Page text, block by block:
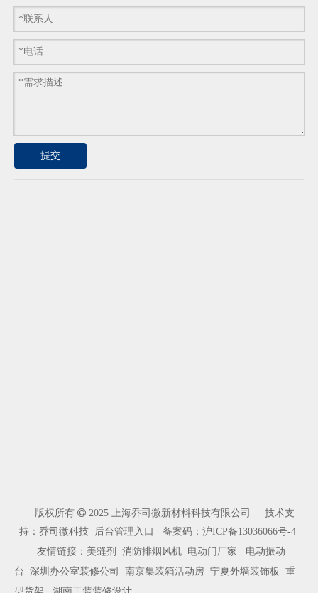
提交
版权所有  2025 上海乔司微新材料科技有限公司 技术支
持：乔司微科技 后台管理入口 备案码： 沪ICP备13036066号-4
友情链接： 美缝剂 消防排烟风机 电动门厂家
电动振动
台 深圳办公室装修公司 南京集装箱活动房 宁夏外墙装饰板
重